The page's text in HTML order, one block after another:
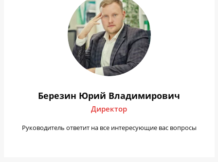
Березин Юрий Владимирович
Директор
Руководитель ответит на все интересующие вас вопросы